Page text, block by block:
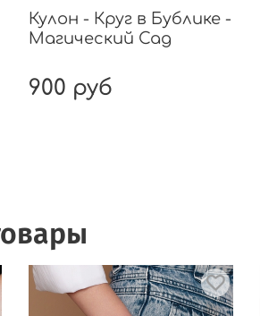
Кулон - Круг в Бублике -
Магический Сад
900 руб